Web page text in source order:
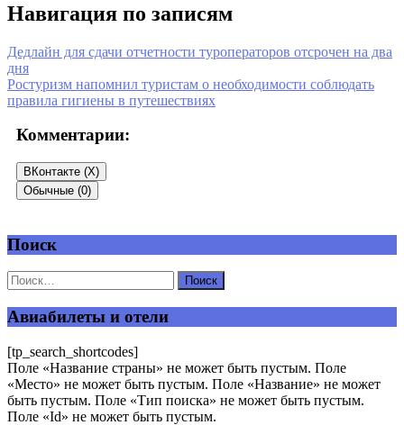
Навигация по записям
Дедлайн для сдачи отчетности туроператоров отсрочен на два
дня
Ростуризм напомнил туристам о необходимости соблюдать
правила гигиены в путешествиях
Комментарии:
ВКонтакте (X)
Обычные (0)
Добавить комментарий
Ваш адрес email не будет опубликован.
Поиск
Авиабилеты и отели
[tp_search_shortcodes]
Поле «Название страны» не может быть пустым. Поле
«Место» не может быть пустым. Поле «Название» не может
быть пустым. Поле «Тип поиска» не может быть пустым.
Поле «Id» не может быть пустым.